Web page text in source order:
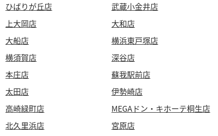
ひばりが丘店
武蔵小金井店
上大岡店
大和店
大船店
横浜東戸塚店
横須賀店
深谷店
本庄店
蘇我駅前店
太田店
伊勢崎店
高崎緑町店
MEGAドン・キホーテ桐生店
北久里浜店
宮原店